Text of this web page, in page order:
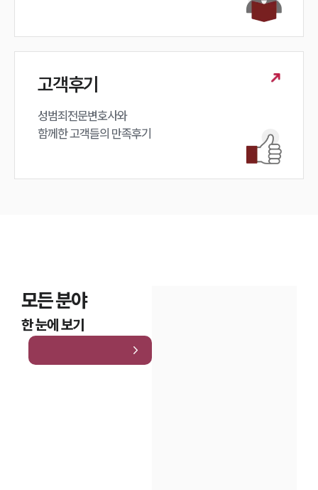
고객후기
성범죄전문변호사와
함께한 고객들의 만족후기
모든 분야
한 눈에 보기